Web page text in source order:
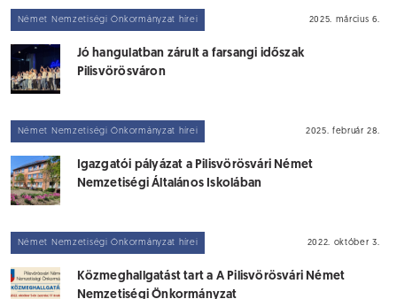
Német Nemzetiségi Önkormányzat hírei 2025. március 6.
Jó hangulatban zárult a farsangi időszak
Pilisvörösváron
Német Nemzetiségi Önkormányzat hírei 2025. február 28.
Igazgatói pályázat a Pilisvörösvári Német
Nemzetiségi Általános Iskolában
Német Nemzetiségi Önkormányzat hírei 2022. október 3.
Közmeghallgatást tart a A Pilisvörösvári Német
Nemzetiségi Önkormányzat